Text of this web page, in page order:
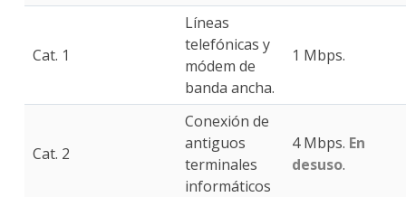
Cat. 1
Líneas
telefónicas y
módem de
banda ancha.
1 Mbps.
Cat. 2
Conexión de
antiguos
terminales
informáticos
4 Mbps. En
desuso.